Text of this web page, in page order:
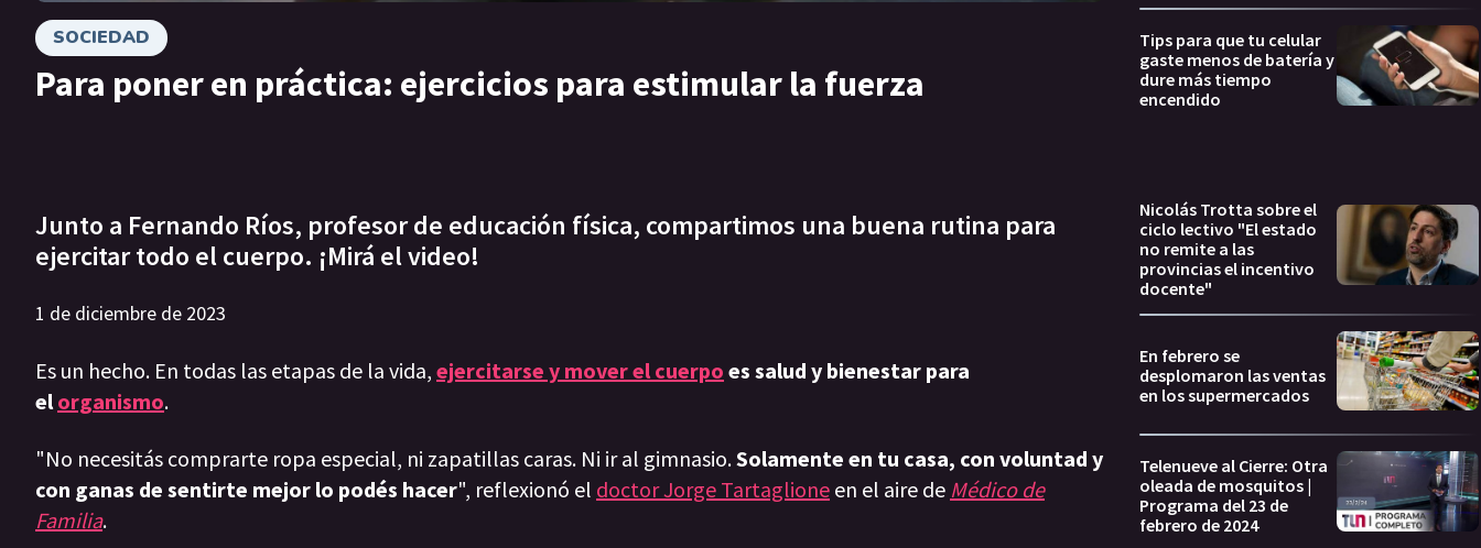
SOCIEDAD
Para poner en práctica: ejercicios para estimular la fuerza
Junto a Fernando Ríos, profesor de educación física, compartimos una buena rutina para
ejercitar todo el cuerpo. ¡Mirá el video!
1 de diciembre de 2023
Es un hecho. En todas las etapas de la vida, ejercitarse y mover el cuerpo es salud y bienestar para
elorganismo.
"No necesitás comprarte ropa especial, ni zapatillas caras. Ni ir al gimnasio.Solamente en tu casa, con voluntad y
con ganas de sentirte mejor lo podés hacer", reflexionó el doctor Jorge Tartaglione en el aire de Médico de
Familia.
Tips para que tu celular
gaste menos de batería y
dure más tiempo
encendido
Nicolás Trotta sobre el
ciclo lectivo "El estado
no remite a las
provincias el incentivo
docente"
En febrero se
desplomaron las ventas
en los supermercados
Telenueve al Cierre: Otra
oleada de mosquitos |
Programa del 23 de
febrero de 2024